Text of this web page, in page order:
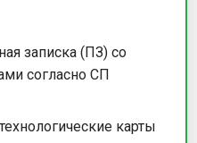
записка (ПЗ) со
согласно СП
карты